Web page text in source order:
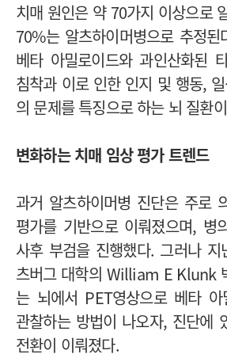
치매 원인은 약 70가지 이상으로
70%는 알츠하이머병으로 추정된
베타 아밀로이드와 과인산화된
침착과 이로 인한 인지 및 행동,
의 문제를 특징으로 하는 뇌 질환
변화하는 치매 임상 평가 트렌드
과거 알츠하이머병 진단은 주로
평가를 기반으로 이뤄졌으며, 병
사후 부검을 진행했다. 그러나
츠버그 대학의 William E Klunk
는 뇌에서 PET영상으로 베타 아
관찰하는 방법이 나오자, 진단에
전환이 이뤄졌다.